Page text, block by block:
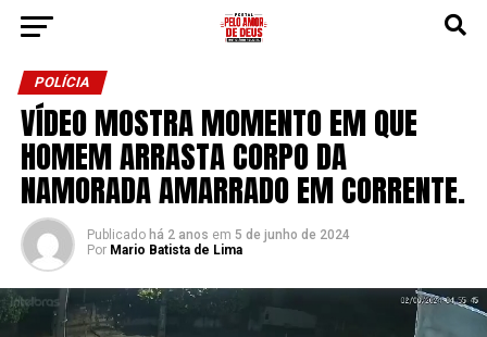
POLÍCIA
VÍDEO MOSTRA MOMENTO EM QUE
HOMEM ARRASTA CORPO DA
NAMORADA AMARRADO EM CORRENTE.
Publicado há 2 anos em 5 de junho de 2024
Por Mario Batista de Lima